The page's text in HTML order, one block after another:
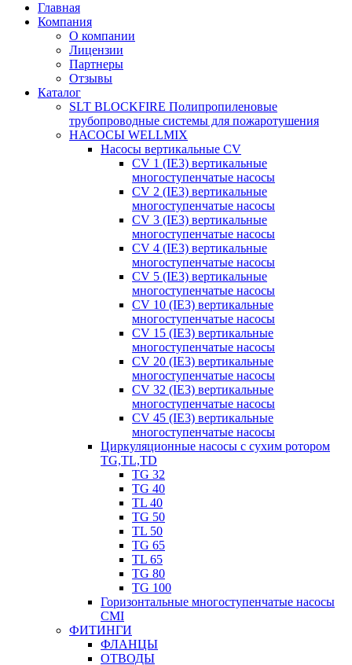
Главная
Компания
О компании
Лицензии
Партнеры
Отзывы
Каталог
SLT BLOCKFIRE Полипропиленовые
трубопроводные системы для пожаротушения
НАСОСЫ WELLMIX
Насосы вертикальные CV
CV 1 (IE3) вертикальные
многоступенчатые насосы
CV 2 (IE3) вертикальные
многоступенчатые насосы
CV 3 (IE3) вертикальные
многоступенчатые насосы
CV 4 (IE3) вертикальные
многоступенчатые насосы
CV 5 (IE3) вертикальные
многоступенчатые насосы
CV 10 (IE3) вертикальные
многоступенчатые насосы
CV 15 (IE3) вертикальные
многоступенчатые насосы
CV 20 (IE3) вертикальные
многоступенчатые насосы
CV 32 (IE3) вертикальные
многоступенчатые насосы
CV 45 (IE3) вертикальные
многоступенчатые насосы
Циркуляционные насосы с сухим ротором
TG,TL,TD
TG 32
TG 40
TL 40
TG 50
TL 50
TG 65
TL 65
TG 80
TG 100
Горизонтальные многоступенчатые насосы
CMI
ФИТИНГИ
ФЛАНЦЫ
ОТВОДЫ